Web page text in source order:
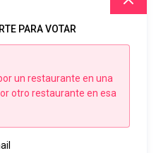
PARA VOTAR
un restaurante en una
otro restaurante en esa